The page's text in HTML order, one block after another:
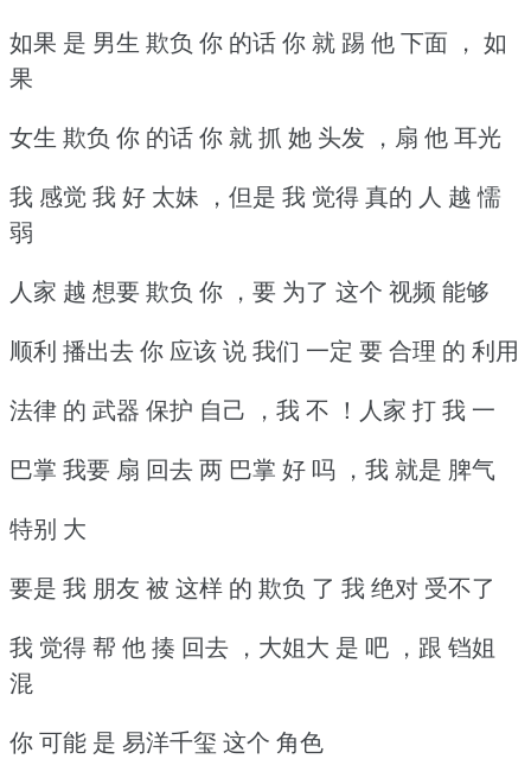
如果 是 男生 欺负 你 的话 你 就 踢 他 下面 ， 如
果
女生 欺负 你 的话 你 就 抓 她 头发 ，扇 他 耳光
我 感觉 我 好 太妹 ，但是 我 觉得 真的 人 越 懦
弱
人家 越 想要 欺负 你 ，要 为了 这个 视频 能够
顺利 播出去 你 应该 说 我们 一定 要 合理 的 利用
法律 的 武器 保护 自己 ，我 不 ！人家 打 我 一
巴掌 我要 扇 回去 两 巴掌 好 吗 ，我 就是 脾气
特别 大
要是 我 朋友 被 这样 的 欺负 了 我 绝对 受不了
我 觉得 帮 他 揍 回去 ，大姐大 是 吧 ，跟 铛姐
混
你 可能 是 易洋千玺 这个 角色